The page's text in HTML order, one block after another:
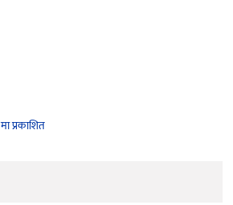
प्रकाशित